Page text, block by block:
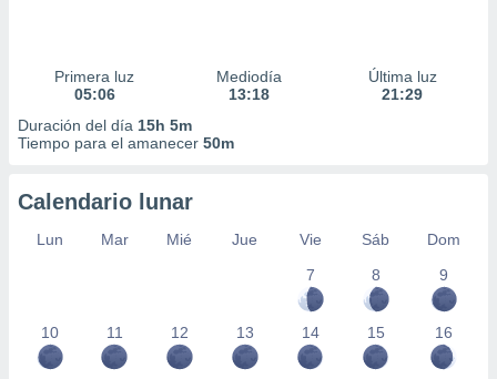
Primera luz
05:06
Mediodía
13:18
Última luz
21:29
Duración del día 15h 5m
Tiempo para el amanecer 50m
Calendario lunar
Lun Mar Mié Jue Vie Sáb
Dom
7
8 9
10 11 12 13 14 15 16